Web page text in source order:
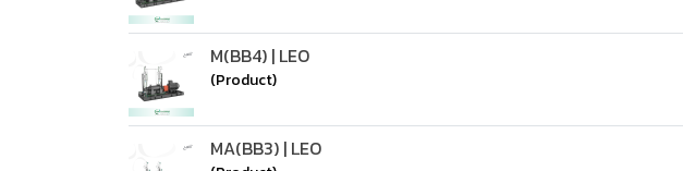
M(BB4) | LEO
(Product)
MA(BB3) | LEO